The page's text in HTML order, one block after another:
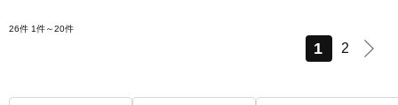
26件 1件～20件
1 2